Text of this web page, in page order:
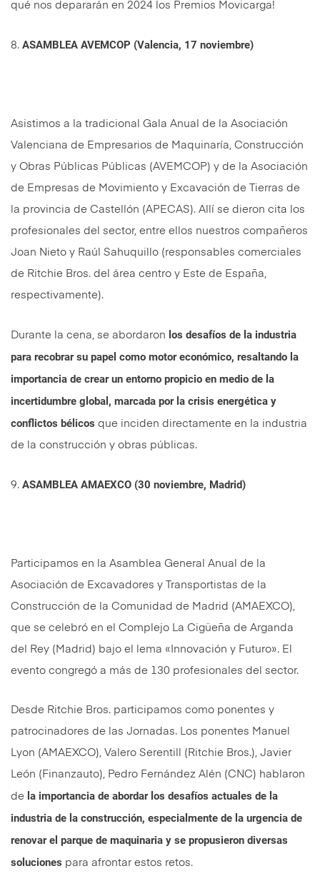
qué nos depararán en 2024 los Premios Movicarga!
8. ASAMBLEA AVEMCOP (Valencia, 17 noviembre)
Asistimos a la tradicional Gala Anual de la Asociación
Valenciana de Empresarios de Maquinaría, Construcción
y Obras Públicas Públicas (AVEMCOP) y de la Asociación
de Empresas de Movimiento y Excavación de Tierras de
la provincia de Castellón (APECAS). Allí se dieron cita los
profesionales del sector, entre ellos nuestros compañeros
Joan Nieto y Raúl Sahuquillo (responsables comerciales
de Ritchie Bros. del área centro y Este de España,
respectivamente).
Durante la cena, se abordaron los desafíos de la industria
para recobrar su papel como motor económico, resaltando la
importancia de crear un entorno propicio en medio de la
incertidumbre global, marcada por la crisis energética y
conflictos bélicos que inciden directamente en la industria
de la construcción y obras públicas.
9. ASAMBLEA AMAEXCO (30 noviembre, Madrid)
Participamos en la Asamblea General Anual de la
Asociación de Excavadores y Transportistas de la
Construcción de la Comunidad de Madrid (AMAEXCO),
que se celebró en el Complejo La Cigüeña de Arganda
del Rey (Madrid) bajo el lema «Innovación y Futuro». El
evento congregó a más de 130 profesionales del sector.
Desde Ritchie Bros. participamos como ponentes y
patrocinadores de las Jornadas. Los ponentes Manuel
Lyon (AMAEXCO), Valero Serentill (Ritchie Bros.), Javier
León (Finanzauto), Pedro Fernández Alén (CNC) hablaron
de la importancia de abordar los desafíos actuales de la
industria de la construcción, especialmente de la urgencia de
renovar el parque de maquinaria y se propusieron diversas
soluciones para afrontar estos retos.